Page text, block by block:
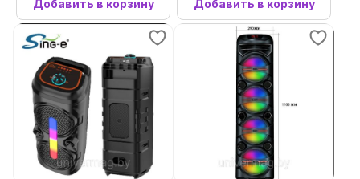
Добавить в корзину Добавить в корзину